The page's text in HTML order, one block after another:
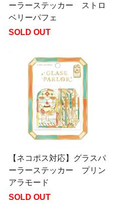
ーラーステッカー ストロ
ベリーパフェ
SOLD OUT
【ネコポス対応】グラスパ
ーラーステッカー プリン
アラモード
SOLD OUT